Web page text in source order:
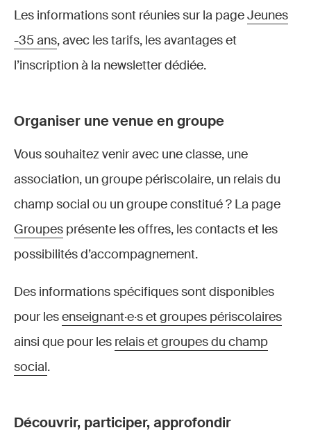
Les informations sont réunies sur la pageJeunes
-35 ans, avec les tarifs, les avantages et
l’inscription à la newsletter dédiée.
Organiser une venue en groupe
Vous souhaitez venir avec une classe, une
association, un groupe périscolaire, un relais du
champ social ou un groupe constitué ? La page
Groupes présente les offres, les contacts et les
possibilités d’accompagnement.
Des informations spécifiques sont disponibles
pour lesenseignant·e·s et groupes périscolaires
ainsi que pour les relais et groupes du champ
social.
Découvrir, participer, approfondir